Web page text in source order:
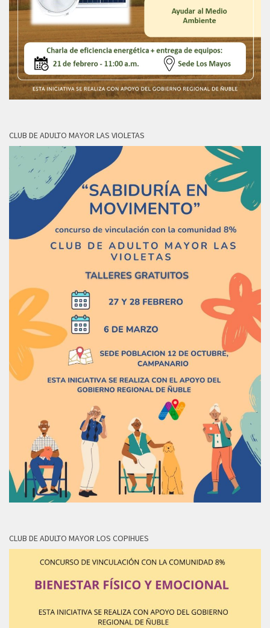
CLUB DE ADULTO MAYOR LAS VIOLETAS
CLUB DE ADULTO MAYOR LOS COPIHUES